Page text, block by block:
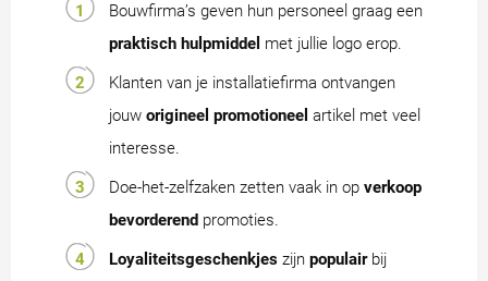
Bouwfirma’s geven hun personeel graag een
praktisch hulpmiddel met jullie logo erop.
Klanten van je installatiefirma ontvangen
jouw origineel promotioneel artikel met veel
interesse.
Doe-het-zelfzaken zetten vaak in op verkoop
bevorderend promoties.
Loyaliteitsgeschenkjes zijn populairbij